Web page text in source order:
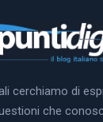
cerchiamo di
che